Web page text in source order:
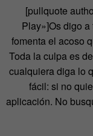
[pullquote
Play»]Os digo
fomenta el acoso
Toda la culpa es
cualquiera diga lo
fácil: si no
aplicación. No